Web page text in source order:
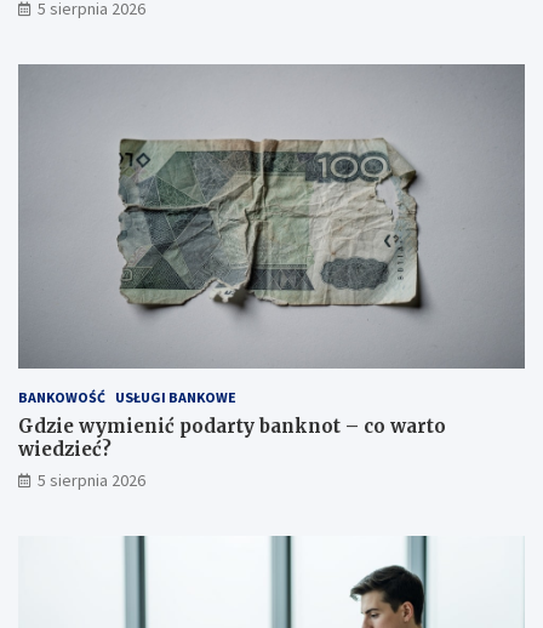
5 sierpnia 2026
BANKOWOŚĆ USŁUGI BANKOWE
Gdzie wymienić podarty banknot – co warto
wiedzieć?
5 sierpnia 2026